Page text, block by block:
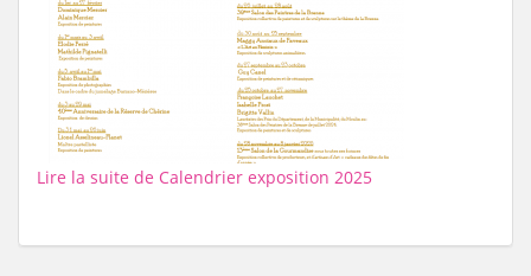
Lire la suite de Calendrier exposition 2025